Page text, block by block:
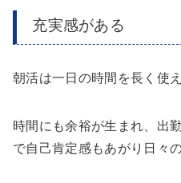
充実感がある
朝活は一日の時間を長く使え
時間にも余裕が生まれ、出
で自己肯定感もあがり日々